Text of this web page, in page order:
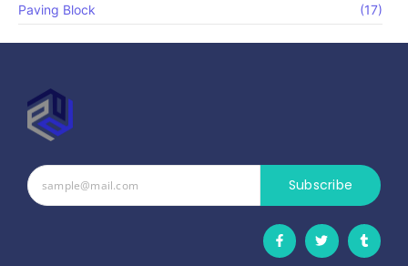
Paving Block (17)
Subscribe